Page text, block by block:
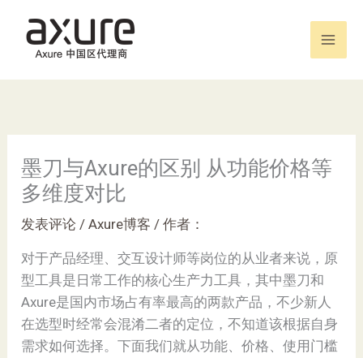
容
墨刀与Axure的区别 从功能价格等
多维度对比
发表评论 /Axure博客 / 作者：
对于产品经理、交互设计师等岗位的从业者来说，原
型工具是日常工作的核心生产力工具，其中墨刀和
Axure是国内市场占有率最高的两款产品，不少新人
在选型时经常会混淆二者的定位，不知道该根据自身
需求如何选择。下面我们就从功能、价格、使用门槛